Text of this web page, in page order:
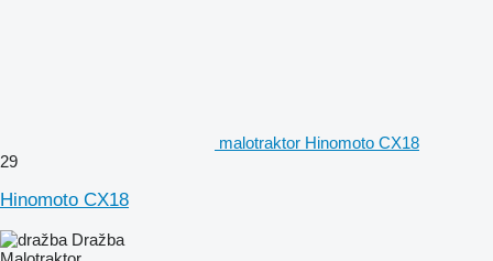
malotraktor Hinomoto CX18
29
Hinomoto CX18
Dražba